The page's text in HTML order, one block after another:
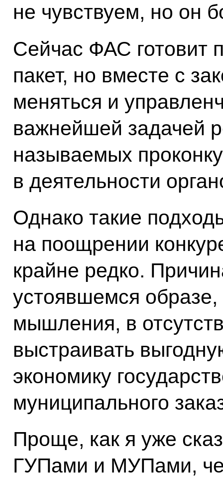
не чувствуем, но он
Сейчас ФАС готовит
пакет, но вместе с
меняться и
важнейшей задачей
называемых
в деятельности
Однако такие
на поощрении
крайне редко.
устоявшемся образе,
мышления, в
выстраивать
экономику
муниципального
Проще, как я уже
ГУПами и МУПами,